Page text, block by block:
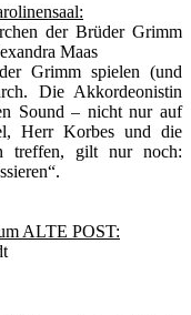
der Brüder Grimm
Maas
Grimm spielen (und
Die Akkordeonistin
Sound – nicht nur auf
Herr Korbes und die
treffen, gilt nur noch:
ALTE POST: